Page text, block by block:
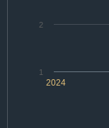
2024
1
2